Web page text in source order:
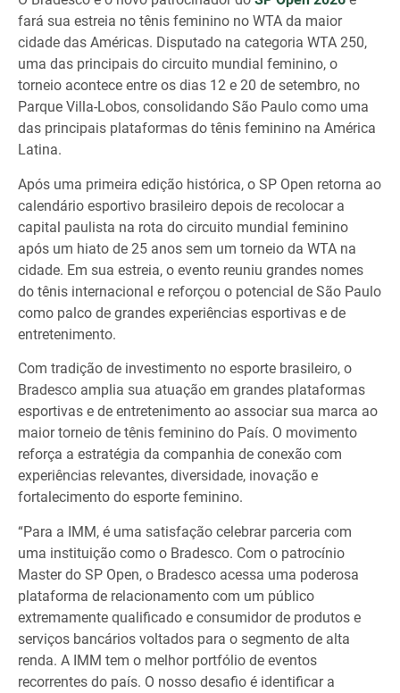
fará sua estreia no tênis feminino no WTA da maior
cidade das Américas. Disputado na categoria WTA 250,
uma das principais do circuito mundial feminino, o
torneio acontece entre os dias 12 e 20 de setembro, no
Parque Villa-Lobos, consolidando São Paulo como uma
das principais plataformas do tênis feminino na América
Latina.
Após uma primeira edição histórica, o SP Open retorna ao
calendário esportivo brasileiro depois de recolocar a
capital paulista na rota do circuito mundial feminino
após um hiato de 25 anos sem um torneio da WTA na
cidade. Em sua estreia, o evento reuniu grandes nomes
do tênis internacional e reforçou o potencial de São Paulo
como palco de grandes experiências esportivas e de
entretenimento.
Com tradição de investimento no esporte brasileiro, o
Bradesco amplia sua atuação em grandes plataformas
esportivas e de entretenimento ao associar sua marca ao
maior torneio de tênis feminino do País. O movimento
reforça a estratégia da companhia de conexão com
experiências relevantes, diversidade, inovação e
fortalecimento do esporte feminino.
“Para a IMM, é uma satisfação celebrar parceria com
uma instituição como o Bradesco. Com o patrocínio
Master do SP Open, o Bradesco acessa uma poderosa
plataforma de relacionamento com um público
extremamente qualificado e consumidor de produtos e
serviços bancários voltados para o segmento de alta
renda. A IMM tem o melhor portfólio de eventos
recorrentes do país. O nosso desafio é identificar a